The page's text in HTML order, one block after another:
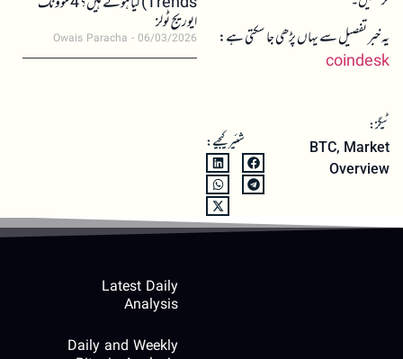
یہ خبر تفصیل سے یہاں پڑھی جا سکتی ہے:
coindesk
ٹیگز:
BTC, Market
Overview
شئیر کیجیے:
ایوریج ٹولز
Owais Paracha 06/03/2026
Latest Daily
Analysis
Daily and Weekly